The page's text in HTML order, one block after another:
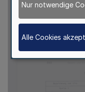
Nur notwendige
Alle Cookies